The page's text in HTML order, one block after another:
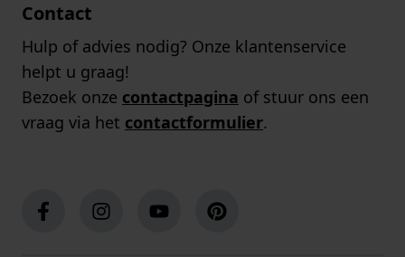
Contact
Hulp of advies nodig? Onze klantenservice
helpt u graag!
Bezoek onze contactpagina of stuur ons een
vraag via het contactformulier.